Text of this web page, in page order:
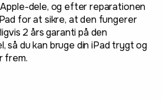
dele, og efter reparationen
for at sikre, at den fungerer
2 års garanti på den
så du kan bruge din iPad trygt og
frem.